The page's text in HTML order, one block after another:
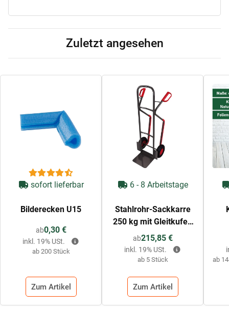
Zuletzt angesehen
sofort lieferbar
Bilderecken U15
ab0,30 €
ab 200 Stück
inkl. 19% USt.
Zum Artikel
6 - 8 Arbeitstage
Stahlrohr-Sackkarre
250 kg mit Gleitkufen
(grau)
ab215,85 €
ab 5 Stück
inkl. 19% USt.
Zum Artikel
ab